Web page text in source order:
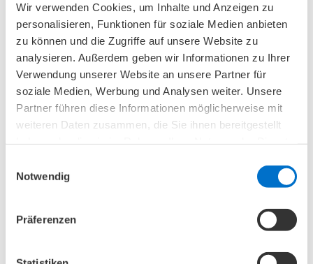
Wir verwenden Cookies, um Inhalte und Anzeigen zu
personalisieren, Funktionen für soziale Medien anbieten
zu können und die Zugriffe auf unsere Website zu
analysieren. Außerdem geben wir Informationen zu Ihrer
Verwendung unserer Website an unsere Partner für
soziale Medien, Werbung und Analysen weiter. Unsere
Partner führen diese Informationen möglicherweise mit
weiteren Daten zusammen, die Sie ihnen bereitgestellt
Notwendig
Präferenzen
Pflegegrad 3: Leistungen & Voraussetzungen im